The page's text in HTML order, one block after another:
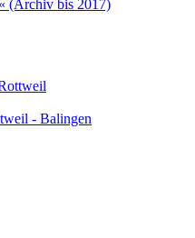
(Archiv bis 2017)
- Balingen